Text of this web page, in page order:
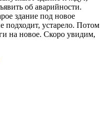
об аварийности.
здание под новое
подходит, устарело. Потом
на новое. Скоро увидим,